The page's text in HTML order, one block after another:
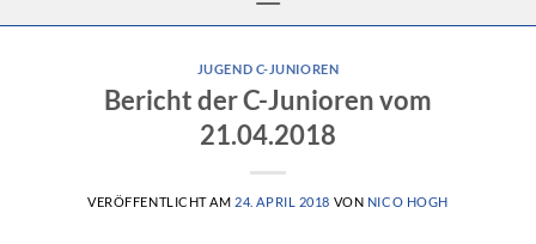
JUGEND C-JUNIOREN
Bericht der C-Junioren vom
21.04.2018
VERÖFFENTLICHT AM 24. APRIL 2018 VON NICO HOGH